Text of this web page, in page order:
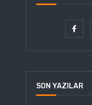
SON YAZILAR